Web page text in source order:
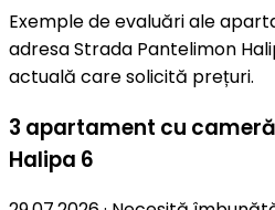
Exemple de evaluări ale
adresa Strada Pantelimon
actuală care solicită prețuri.
3 apartament cu cameră
Halipa 6